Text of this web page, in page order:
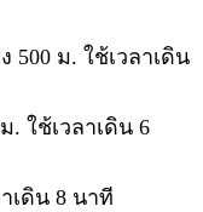
500 ม. ใช้เวลาเดิน
ใช้เวลาเดิน 6
เดิน 8 นาที